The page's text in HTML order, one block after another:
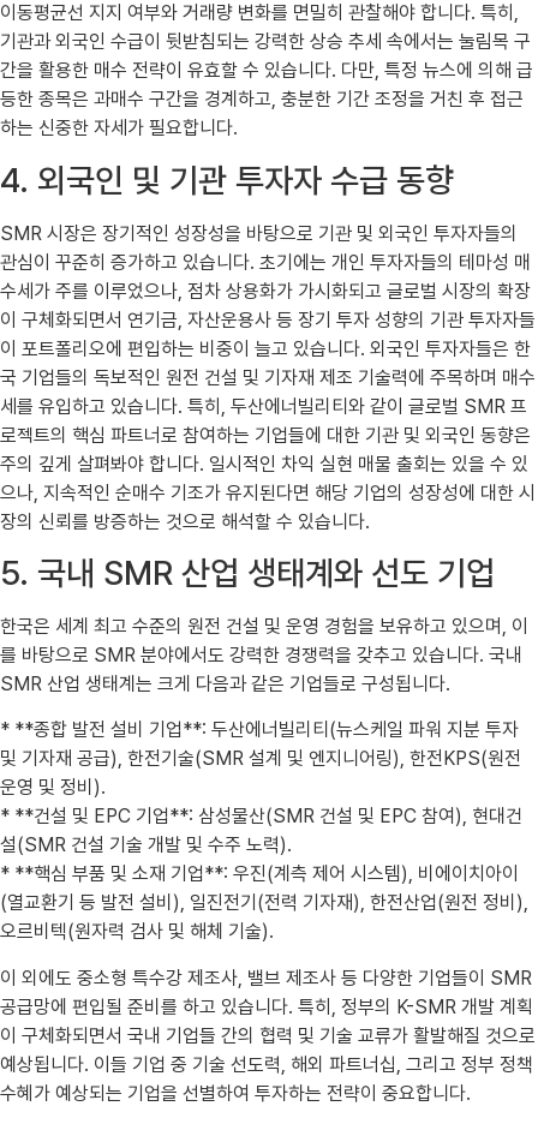
이동평균선 지지 여부와 거래량 변화를 면밀히 관찰해야 합니다. 특히,
기관과 외국인 수급이 뒷받침되는 강력한 상승 추세 속에서는 눌림목 구
간을 활용한 매수 전략이 유효할 수 있습니다. 다만, 특정 뉴스에 의해 급
등한 종목은 과매수 구간을 경계하고, 충분한 기간 조정을 거친 후 접근
하는 신중한 자세가 필요합니다.
4. 외국인 및 기관 투자자 수급 동향
SMR 시장은 장기적인 성장성을 바탕으로 기관 및 외국인 투자자들의
관심이 꾸준히 증가하고 있습니다. 초기에는 개인 투자자들의 테마성 매
수세가 주를 이루었으나, 점차 상용화가 가시화되고 글로벌 시장의 확장
이 구체화되면서 연기금, 자산운용사 등 장기 투자 성향의 기관 투자자들
이 포트폴리오에 편입하는 비중이 늘고 있습니다. 외국인 투자자들은 한
국 기업들의 독보적인 원전 건설 및 기자재 제조 기술력에 주목하며 매수
세를 유입하고 있습니다. 특히, 두산에너빌리티와 같이 글로벌 SMR 프
로젝트의 핵심 파트너로 참여하는 기업들에 대한 기관 및 외국인 동향은
주의 깊게 살펴봐야 합니다. 일시적인 차익 실현 매물 출회는 있을 수 있
으나, 지속적인 순매수 기조가 유지된다면 해당 기업의 성장성에 대한 시
장의 신뢰를 방증하는 것으로 해석할 수 있습니다.
5. 국내 SMR 산업 생태계와 선도 기업
한국은 세계 최고 수준의 원전 건설 및 운영 경험을 보유하고 있으며, 이
를 바탕으로 SMR 분야에서도 강력한 경쟁력을 갖추고 있습니다. 국내
SMR 산업 생태계는 크게 다음과 같은 기업들로 구성됩니다.
* **종합 발전 설비 기업**: 두산에너빌리티(뉴스케일 파워 지분 투자
및 기자재 공급), 한전기술(SMR 설계 및 엔지니어링), 한전KPS(원전
운영 및 정비).
* **건설 및 EPC 기업**: 삼성물산(SMR 건설 및 EPC 참여), 현대건
설(SMR 건설 기술 개발 및 수주 노력).
* **핵심 부품 및 소재 기업**: 우진(계측 제어 시스템), 비에이치아이
(열교환기 등 발전 설비), 일진전기(전력 기자재), 한전산업(원전 정비),
오르비텍(원자력 검사 및 해체 기술).
이 외에도 중소형 특수강 제조사, 밸브 제조사 등 다양한 기업들이 SMR
공급망에 편입될 준비를 하고 있습니다. 특히, 정부의 K-SMR 개발 계획
이 구체화되면서 국내 기업들 간의 협력 및 기술 교류가 활발해질 것으로
예상됩니다. 이들 기업 중 기술 선도력, 해외 파트너십, 그리고 정부 정책
수혜가 예상되는 기업을 선별하여 투자하는 전략이 중요합니다.